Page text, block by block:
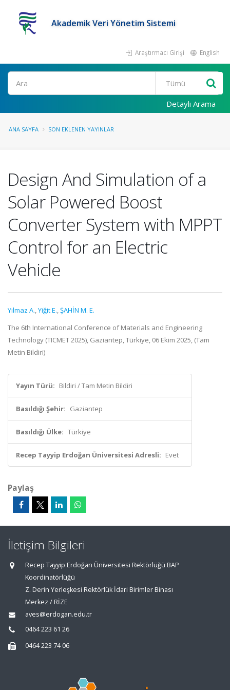
Akademik Veri Yönetim Sistemi
Araştırmacı Girişi English
Ara
Detaylı Arama
ANA SAYFA SON EKLENEN YAYINLAR
Design And Simulation of a
Solar Powered Boost
Converter System with MPPT
Control for an Electric
Vehicle
Yılmaz A.,Yiğit E.,ŞAHİN M. E.
The 6th International Conference of Materials and Engineering
Technology (TICMET 2025), Gaziantep, Türkiye, 06 Ekim 2025, (Tam
Metin Bildiri)
Yayın Türü: Bildiri / Tam Metin Bildiri
Basıldığı Şehir: Gaziantep
Basıldığı Ülke: Türkiye
Recep Tayyip Erdoğan Üniversitesi Adresli: Evet
Paylaş
İletişim Bilgileri
Recep Tayyip Erdoğan Üniversitesi Rektörlüğü BAP
Koordinatörlüğü
Z. Derin Yerleşkesi Rektörlük İdari Birimler Binası
Merkez / RİZE
aves@erdogan.edu.tr
0464 223 61 26
0464 223 74 06